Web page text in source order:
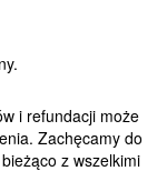
i refundacji może
Zachęcamy do
z wszelkimi